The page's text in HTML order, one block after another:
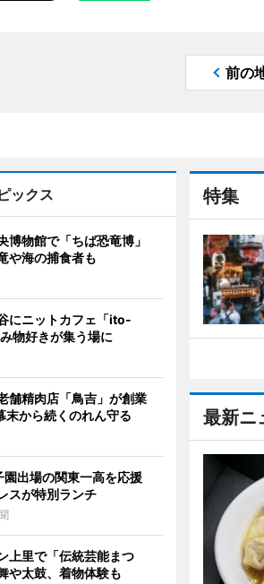
前の
特集
最新ニ
ックス
博物館で「ちば恐竜博」
や海の捕食者も
にニットカフェ「ito-
物好きが集う場に
舗精肉店「鳥吉」が創業
から続くのれん守る
園出場の関東一高を応援
スが特別ランチ
上里で「伝統芸能まつ
や太鼓、着物体験も